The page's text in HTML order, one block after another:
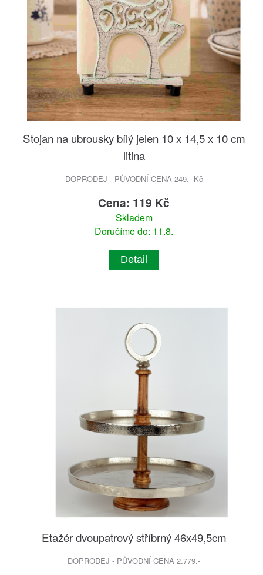
Stojan na ubrousky bílý jelen 10 x 14,5 x 10 cm
litina
DOPRODEJ - PŮVODNÍ CENA 249.- Kč
Cena: 119 Kč
Skladem
Doručíme do: 11.8.
Detail
Etažér dvoupatrový stříbrný 46x49,5cm
DOPRODEJ - PŮVODNÍ CENA 2.779.-